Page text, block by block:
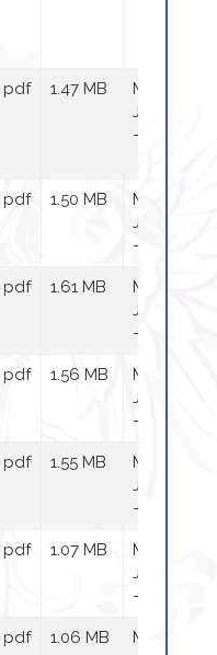
pdf 1.47 MB
-
pdf 1.50 MB
-
pdf 1.61 MB
-
pdf 1.56 MB
-
pdf 1.55 MB
-
pdf 1.07 MB
-
pdf 1.06 MB